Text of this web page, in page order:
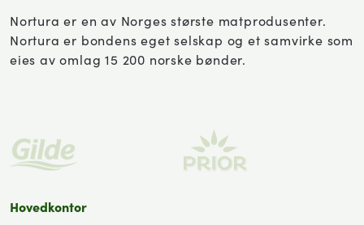
Nortura er en av Norges største matprodusenter.
Nortura er bondens eget selskap og et samvirke som
eies av omlag 15 200 norske bønder.
Hovedkontor